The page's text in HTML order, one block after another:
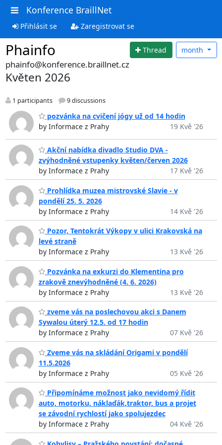
Konference BraillNet
Přihlásit se Zaregistrovat se
Phainfo Thread month
phainfo@konference.braillnet.cz
Květen 2026
1 participants 9 discussions
pozvánka na cvičení jógy už od 14 hodin
by Informace z Prahy
19 Kvě '26
Akční nabídka divadlo Studio DVA -
zvýhodněné vstupenky květen/červen 2026
by Informace z Prahy
17 Kvě '26
Prohlídka muzea mistrovské Slavie - v
pondělí 25. 5. 2026
by Informace z Prahy
14 Kvě '26
Pozor, Tentokrát Výkopy v ulici Krakovská na
levé straně
by Informace z Prahy
13 Kvě '26
Pozvánka na exkurzi do Klementina pro
zrakově znevýhodněné (4. 6. 2026)
by Informace z Prahy
13 Kvě '26
zveme vás na poslechovou akci s Danem
Sywalou úterý 12.5. od 17 hodin
by Informace z Prahy
07 Kvě '26
Zveme vás na skládání Origami v pondělí
11.5.2026
by Informace z Prahy
05 Kvě '26
Připomínáme možnost jako nevidomý řídit
auto, motorku, náklaďák,traktor, bus a projet
se závodní rychlostí jako spolujezdec
by Informace z Prahy
04 Kvě '26